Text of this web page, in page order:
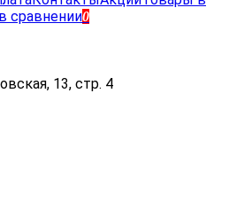
сравнении0
13, стр. 4